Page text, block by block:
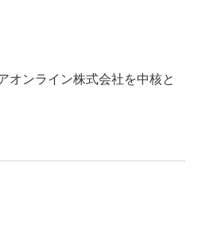
オンライン株式会社を中核と